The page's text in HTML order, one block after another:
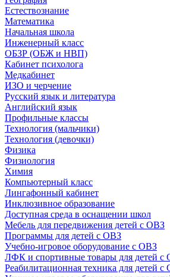
Естествознание
Математика
Начальная школа
Инженерный класс
ОБЗР (ОБЖ и НВП)
Кабинет психолога
Медкабинет
ИЗО и черчение
Русский язык и литература
Английский язык
Профильные классы
Технология (мальчики)
Технология (девочки)
Физика
Физиология
Химия
Компьютерный класс
Лингафонный кабинет
Инклюзивное образование
Доступная среда в оснащении школ
Мебель для передвижения детей с ОВЗ
Программы для детей с ОВЗ
Учебно-игровое оборудование с ОВЗ
ЛФК и спортивные товары для детей с
Реабилитационная техника для детей с